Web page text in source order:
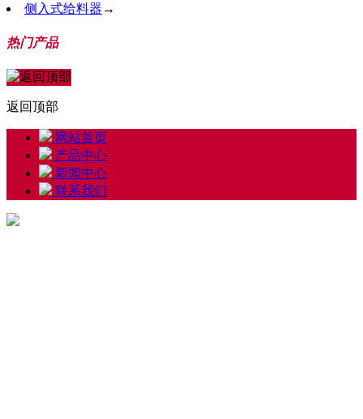
侧入式给料器 →
热门产品
返回顶部
网站首页
产品中心
新闻中心
联系我们